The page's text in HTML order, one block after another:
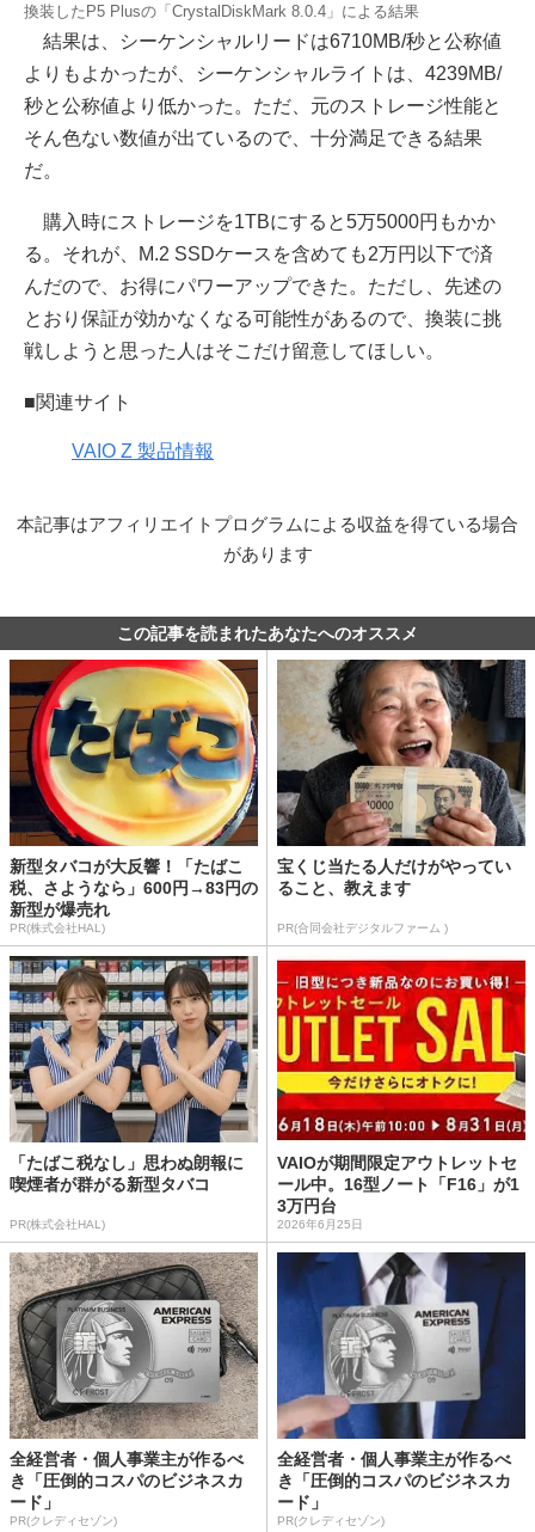
換装したP5 Plusの「CrystalDiskMark 8.0.4」による結果
結果は、シーケンシャルリードは6710MB/秒と公称値
よりもよかったが、シーケンシャルライトは、4239MB/
秒と公称値より低かった。ただ、元のストレージ性能と
そん色ない数値が出ているので、十分満足できる結果
だ。
購入時にストレージを1TBにすると5万5000円もかか
る。それが、M.2 SSDケースを含めても2万円以下で済
んだので、お得にパワーアップできた。ただし、先述の
とおり保証が効かなくなる可能性があるので、換装に挑
戦しようと思った人はそこだけ留意してほしい。
■関連サイト
VAIO Z 製品情報
本記事はアフィリエイトプログラムによる収益を得ている場合
があります
この記事を読まれたあなたへのオススメ
新型タバコが大反響！「たばこ
税、さようなら」600円→83円の
新型が爆売れ
PR(株式会社HAL)
宝くじ当たる人だけがやってい
ること、教えます
PR(合同会社デジタルファーム )
「たばこ税なし」思わぬ朗報に
喫煙者が群がる新型タバコ
PR(株式会社HAL)
VAIOが期間限定アウトレットセ
ール中。16型ノート「F16」が1
3万円台
2026年6月25日
全経営者・個人事業主が作るべ
き「圧倒的コスパのビジネスカ
ード」
PR(クレディセゾン)
全経営者・個人事業主が作るべ
き「圧倒的コスパのビジネスカ
ード」
PR(クレディセゾン)